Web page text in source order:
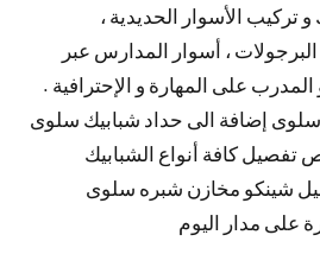
تركيب الأسوار الحديدية ،
البرجولات ، أسوار المدارس عبر
على المهارة و الإحترافية .
إضافة الى حداد شبابيك سلوى
كافة أنواع الشبابيك
شينكو مخازن شبره سلوى
على مدار اليوم